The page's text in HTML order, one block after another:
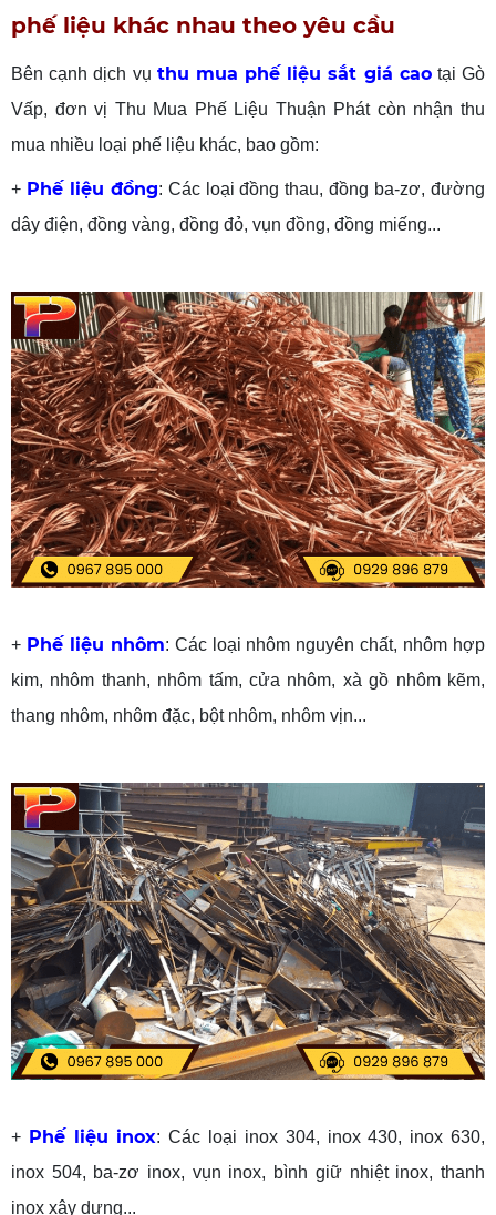
phế liệu khác nhau theo yêu cầu
Bên cạnh dịch vụ thu mua phế liệu sắt giá caotại Gò
Vấp, đơn vị Thu Mua Phế Liệu Thuận Phát còn nhận thu
mua nhiều loại phế liệu khác, bao gồm:
+ Phế liệu đồng: Các loại đồng thau, đồng ba-zơ, đường
dây điện, đồng vàng, đồng đỏ, vụn đồng, đồng miếng...
+ Phế liệu nhôm: Các loại nhôm nguyên chất, nhôm hợp
kim, nhôm thanh, nhôm tấm, cửa nhôm, xà gồ nhôm kẽm,
thang nhôm, nhôm đặc, bột nhôm, nhôm vịn...
+ Phế liệu inox: Các loại inox 304, inox 430, inox 630,
inox 504, ba-zơ inox, vụn inox, bình giữ nhiệt inox, thanh
inox xây dựng...